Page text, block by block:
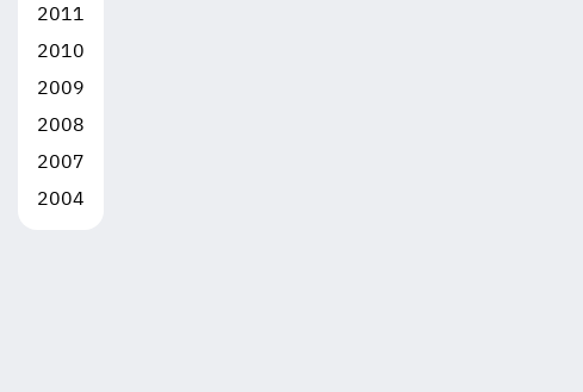
2011
2010
2009
2008
2007
2004